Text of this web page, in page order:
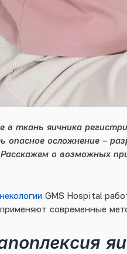
в ткань яичника
опасное осложнение –
о возможных
GMS Hospital
современные